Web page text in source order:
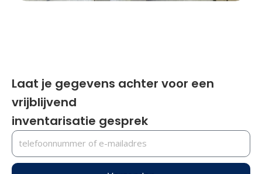
Laat je gegevens achter voor een
vrijblijvend
inventarisatie gesprek